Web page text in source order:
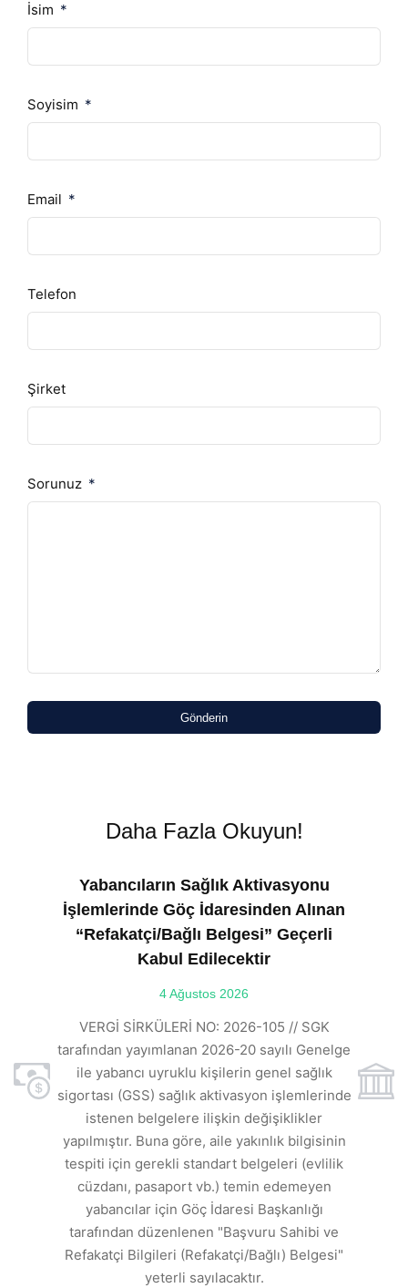
İsim
Soyisim
Email
Telefon
Şirket
Sorunuz
Gönderin
Daha Fazla Okuyun!
Yabancıların Sağlık Aktivasyonu
İşlemlerinde Göç İdaresinden Alınan
“Refakatçi/Bağlı Belgesi” Geçerli
Kabul Edilecektir
4 Ağustos 2026
VERGİ SİRKÜLERİ NO: 2026-105 // SGK
tarafından yayımlanan 2026-20 sayılı Genelge
ile yabancı uyruklu kişilerin genel sağlık
sigortası (GSS) sağlık aktivasyon işlemlerinde
istenen belgelere ilişkin değişiklikler
yapılmıştır. Buna göre, aile yakınlık bilgisinin
tespiti için gerekli standart belgeleri (evlilik
cüzdanı, pasaport vb.) temin edemeyen
yabancılar için Göç İdaresi Başkanlığı
tarafından düzenlenen "Başvuru Sahibi ve
Refakatçi Bilgileri (Refakatçi/Bağlı) Belgesi"
yeterli sayılacaktır.